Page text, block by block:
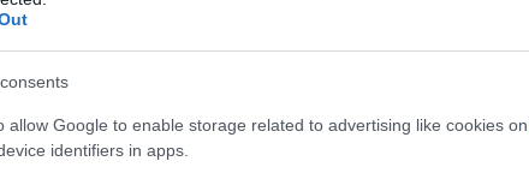
allow Google to enable storage related to advertising like cookies on
identifiers in apps.
“Sulla terra leggeri” e il contributo
Comuni di Aglientu, Aggius e Santa Teresa